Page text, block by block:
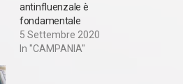
antinfluenzale è
fondamentale
5 Settembre 2020
In "CAMPANIA"